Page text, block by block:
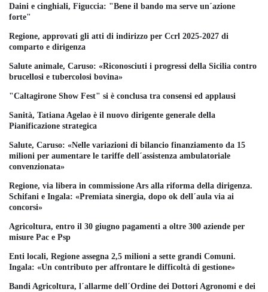
Daini e cinghiali, Figuccia: "Bene il bando ma serve un´azione
forte"
Regione, approvati gli atti di indirizzo per Ccrl 2025-2027 di
comparto e dirigenza
Salute animale, Caruso: «Riconosciuti i progressi della Sicilia contro
brucellosi e tubercolosi bovina»
"Caltagirone Show Fest" si è conclusa tra consensi ed applausi
Sanità, Tatiana Agelao è il nuovo dirigente generale della
Pianificazione strategica
Salute, Caruso: «Nelle variazioni di bilancio finanziamento da 15
milioni per aumentare le tariffe dell´assistenza ambulatoriale
convenzionata»
Regione, via libera in commissione Ars alla riforma della dirigenza.
Schifani e Ingala: «Premiata sinergia, dopo ok dell´aula via ai
concorsi»
Agricoltura, entro il 30 giugno pagamenti a oltre 300 aziende per
misure Pac e Psp
Enti locali, Regione assegna 2,5 milioni a sette grandi Comuni.
Ingala: «Un contributo per affrontare le difficoltà di gestione»
Bandi Agricoltura, l´allarme dell´Ordine dei Dottori Agronomi e dei